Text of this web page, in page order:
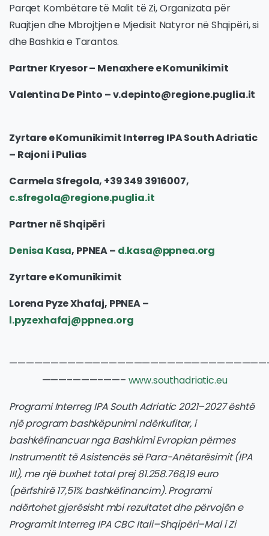
Parqet Kombëtare të Malit të Zi, Organizata për
Ruajtjen dhe Mbrojtjen e Mjedisit Natyror në Shqipëri, si
dhe Bashkia e Tarantos.
Partner Kryesor – Menaxhere e Komunikimit
Valentina De Pinto –v.depinto@regione.puglia.it
Zyrtare e Komunikimit Interreg IPA South Adriatic
– Rajoni i Pulias
Carmela Sfregola, +39 349 3916007,
c.sfregola@regione.puglia.it
Partner në Shqipëri
Denisa Kasa, PPNEA – d.kasa@ppnea.org
Zyrtare e Komunikimit
Lorena Pyze Xhafaj, PPNEA –
l.pyzexhafaj@ppnea.org
———–———–——– www.southadriatic.eu
ProgramiInterreg IPA South Adriatic 2021–2027është
një program bashkëpunimi ndërkufitar, i
bashkëfinancuar nga Bashkimi Evropian përmes
Instrumentit të Asistencës së Para-Anëtarësimit (IPA
III), me një buxhet total prej81.258.768,19 euro
(përfshirë17,51% bashkëfinancim). Programi
ndërtohet gjerësisht mbi rezultatet dhe përvojën e
Programit Interreg IPA CBC Itali–Shqipëri–Mal i Zi